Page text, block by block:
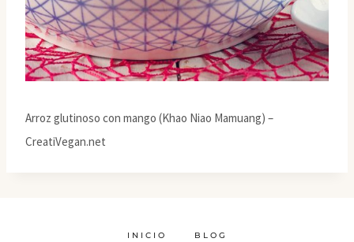
Arroz glutinoso con mango (Khao Niao Mamuang) –
CreatiVegan.net
INICIO BLOG